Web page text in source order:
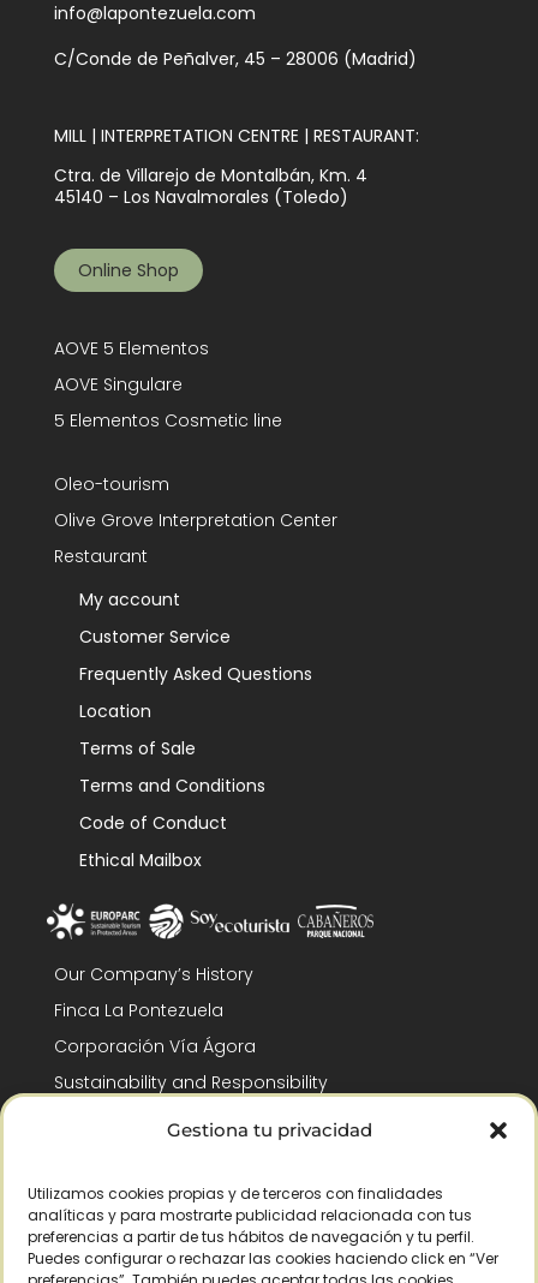
Gestiona tu privacidad
Utilizamos cookies propias y de terceros con finalidades
analíticas y para mostrarte publicidad relacionada con tus
preferencias a partir de tus hábitos de navegación y tu perfil.
Puedes configurar o rechazar las cookies haciendo click en “Ver
info@lapontezuela.com
C/Conde de Peñalver, 45 – 28006 (Madrid)
MILL | INTERPRETATION CENTRE | RESTAURANT:
Ctra. de Villarejo de Montalbán, Km. 4
45140 – Los Navalmorales (Toledo)
Online Shop
AOVE 5 Elementos
AOVE Singulare
5 Elementos Cosmetic line
Oleo-tourism
Olive Grove Interpretation Center
Restaurant
My account
Customer Service
Frequently Asked Questions
Location
Terms of Sale
Terms and Conditions
Code of Conduct
Ethical Mailbox
Our Company’s History
Finca La Pontezuela
Corporación Vía Ágora
Sustainability and Responsibility
CSR and Fundación Gómez-Pintado
Recognitions